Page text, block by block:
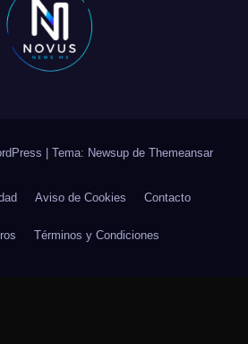
Tema: Newsup de Themeansar
Aviso de Cookies Contacto
Términos y Condiciones